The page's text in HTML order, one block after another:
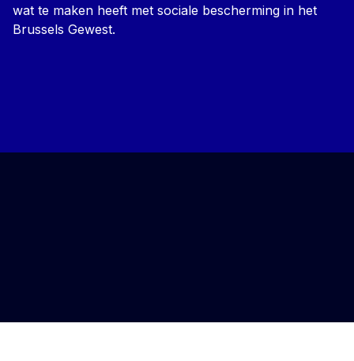
wat te maken heeft met sociale bescherming in het
Brussels Gewest.
Back to top of the page